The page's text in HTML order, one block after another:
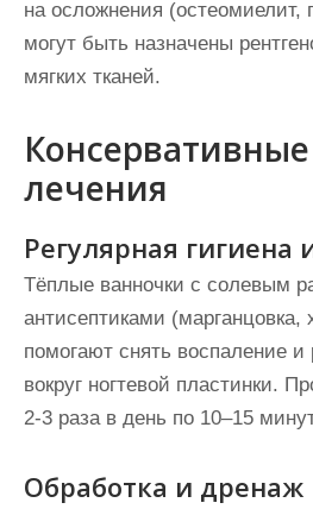
на осложнения (остеомиелит,
могут быть назначены
мягких тканей.
лечения
Регулярная гигиена
Тёплые ванночки с солевым
антисептиками (марганцовка,
помогают снять воспаление и
вокруг ногтевой пластинки.
2-3 раза в день по 10–15
Обработка и дренаж